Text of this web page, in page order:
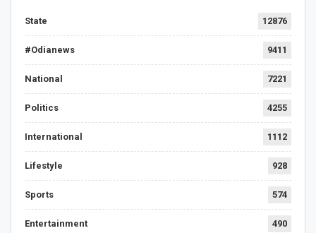
State 12876
#Odianews 9411
National 7221
Politics 4255
International 1112
Lifestyle 928
Sports 574
Entertainment 490